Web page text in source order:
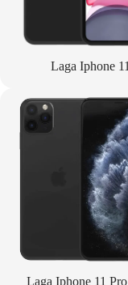
Laga Iphone 11
Laga Iphone 11